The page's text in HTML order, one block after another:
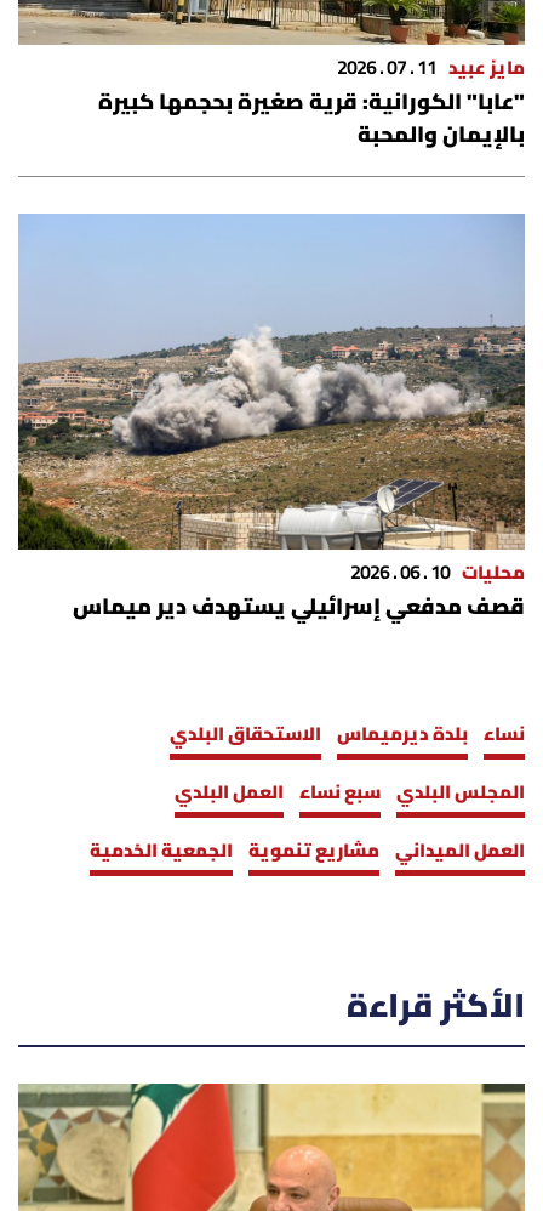
مايز عبيد 11 . 07 . 2026
"عابا" الكورانية: قرية صغيرة بحجمها كبيرة
بالإيمان والمحبة
محليات 10 . 06 . 2026
قصف مدفعي إسرائيلي يستهدف دير ميماس
نساء بلدة ديرميماس الاستحقاق البلدي
المجلس البلدي سبع نساء العمل البلدي
العمل الميداني مشاريع تنموية الجمعية الخدمية
الأكثر قراءة